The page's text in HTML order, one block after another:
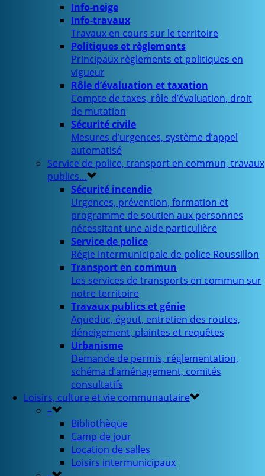
Info-neige
Info-travaux
Travaux en cours sur le territoire
Politiques et règlements
Principaux règlements et politiques en
vigueur
Rôle d’évaluation et taxation
Compte de taxes, rôle d’évaluation, droit
de mutation
Sécurité civile
Mesures d’urgences, système d’appel
automatisé
Service de police, transport en commun, travaux
publics…
Sécurité incendie
Urgences, prévention, formation et
programme de soutien aux personnes
nécessitant une aide particulière
Service de police
Régie Intermunicipale de police Roussillon
Transport en commun
Les services de transports en commun sur
notre territoire
Travaux publics et génie
Aqueduc, égout, entretien des routes,
déneigement, plaintes et requêtes
Urbanisme
Demande de permis, réglementation,
schéma d’aménagement, comités
consultatifs
Loisirs, culture et vie communautaire
–
Bibliothèque
Camp de jour
Location de salles
Loisirs intermunicipaux